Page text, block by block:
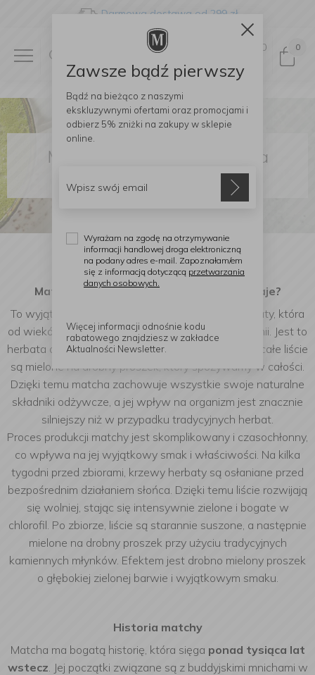
Darmowa dostawa od 299 zł
0 0
Matcha - o sztuce tworzenia
codziennych rytuałów
Matcha - co to właściwie jest i jak powstaje?
To wyjątkowa, sproszkowana forma zielonej herbaty, która
od wieków cieszy się ogromnym uznaniem w Japonii. Jest to
herbata o niezwykłych właściwościach, ponieważ całe liście
są mielone na drobny proszek, który spożywamy w całości.
Dzięki temu matcha zachowuje wszystkie swoje naturalne
składniki odżywcze, a jej wpływ na organizm jest znacznie
silniejszy niż w przypadku tradycyjnych herbat.
Proces produkcji matchy jest skomplikowany i czasochłonny,
co wpływa na jej wyjątkowy smak i właściwości. Na kilka
tygodni przed zbiorami, krzewy herbaty są osłaniane przed
bezpośrednim działaniem słońca. Dzięki temu liście rozwijają
się wolniej, stając się intensywnie zielone i bogate w
chlorofil. Po zbiorze, liście są starannie suszone, a następnie
mielone na drobny proszek przy użyciu tradycyjnych
kamiennych młynków. Efektem jest drobno mielony proszek
o głębokiej zielonej barwie i wyjątkowym smaku.
Historia matchy
Matcha ma bogatą historię, która sięga ponad tysiąca lat
wstecz. Jej początki związane są z buddyjskimi mnichami w
Zawsze bądź pierwszy
Bądź na bieżąco z naszymi
ekskluzywnymi ofertami oraz promocjami i
odbierz 5% zniżki na zakupy w sklepie
online.
Wyrażam na zgodę na otrzymywanie
informacji handlowej droga elektroniczną
na podany adres e-mail. Zapoznałam/em
się z informacją dotyczącą przetwarzania
danych osobowych.
Więcej informacji odnośnie kodu
rabatowego znajdziesz w zakładce
Aktualności Newsletter.